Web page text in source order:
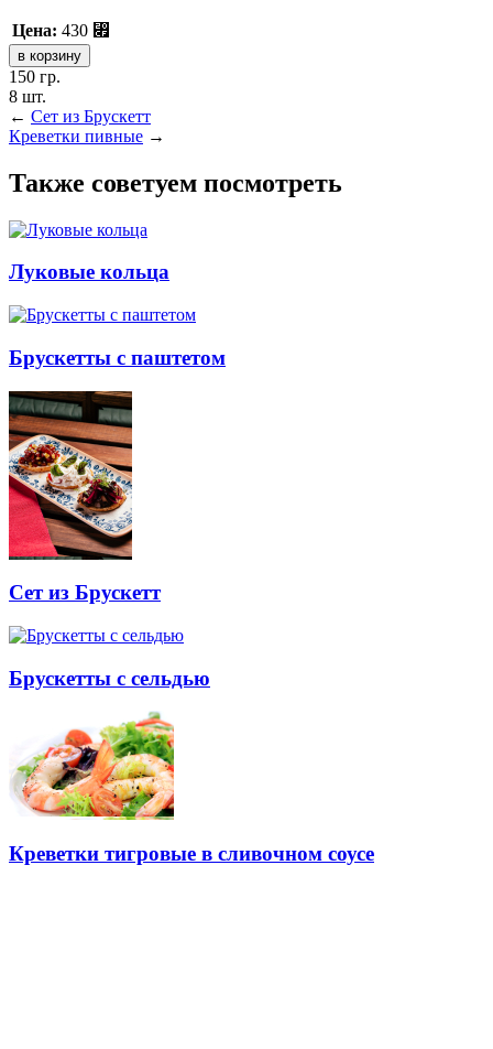
Цена: 430 ⃏
150 гр.
8 шт.
← Сет из Брускетт
Креветки пивные →
Также советуем посмотреть
Луковые кольца
Брускетты с паштетом
Сет из Брускетт
Брускетты с сельдью
Креветки тигровые в сливочном соусе